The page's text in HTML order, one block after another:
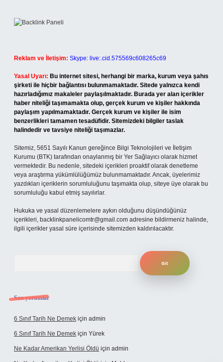
Reklam ve İletişim: Skype: live:.cid.575569c608265c69
Yasal Uyarı: Bu internet sitesi, herhangi bir marka, kurum veya şahıs
şirketi ile hiçbir bağlantısı bulunmamaktadır. Sitede yalnızca kendi
hazırladığımız makaleler paylaşılmaktadır. Burada yer alan içerikler
haber niteliği taşımamakta olup, gerçek kurum ve kişiler hakkında
paylaşım yapılmamaktadır. Gerçek kurum ve kişiler ile isim
benzerlikleri tamamen tesadüfidir. Sitemizdeki bilgiler taslak
halindedir ve tavsiye niteliği taşımazlar.
Sitemiz, 5651 Sayılı Kanun gereğince Bilgi Teknolojileri ve İletişim
Kurumu (BTK) tarafından onaylanmış bir Yer Sağlayıcı olarak hizmet
vermektedir. Bu nedenle, sitedeki içerikleri proaktif olarak denetleme
veya araştırma yükümlülüğümüz bulunmamaktadır. Ancak, üyelerimiz
yazdıkları içeriklerin sorumluluğunu taşımakta olup, siteye üye olarak bu
sorumluluğu kabul etmiş sayılırlar.
Hukuka ve yasal düzenlemelere aykırı olduğunu düşündüğünüz
içerikleri, backlinkpanelicomtr@gmail.com adresine bildirmeniz halinde,
ilgili içerikler yasal süre içerisinde sitemizden kaldırılacaktır.
Son yorumlar
6 Sınıf Tarih Ne Demek için admin
6 Sınıf Tarih Ne Demek için Yürek
Ne Kadar Amerikan Yerlisi Öldü için admin